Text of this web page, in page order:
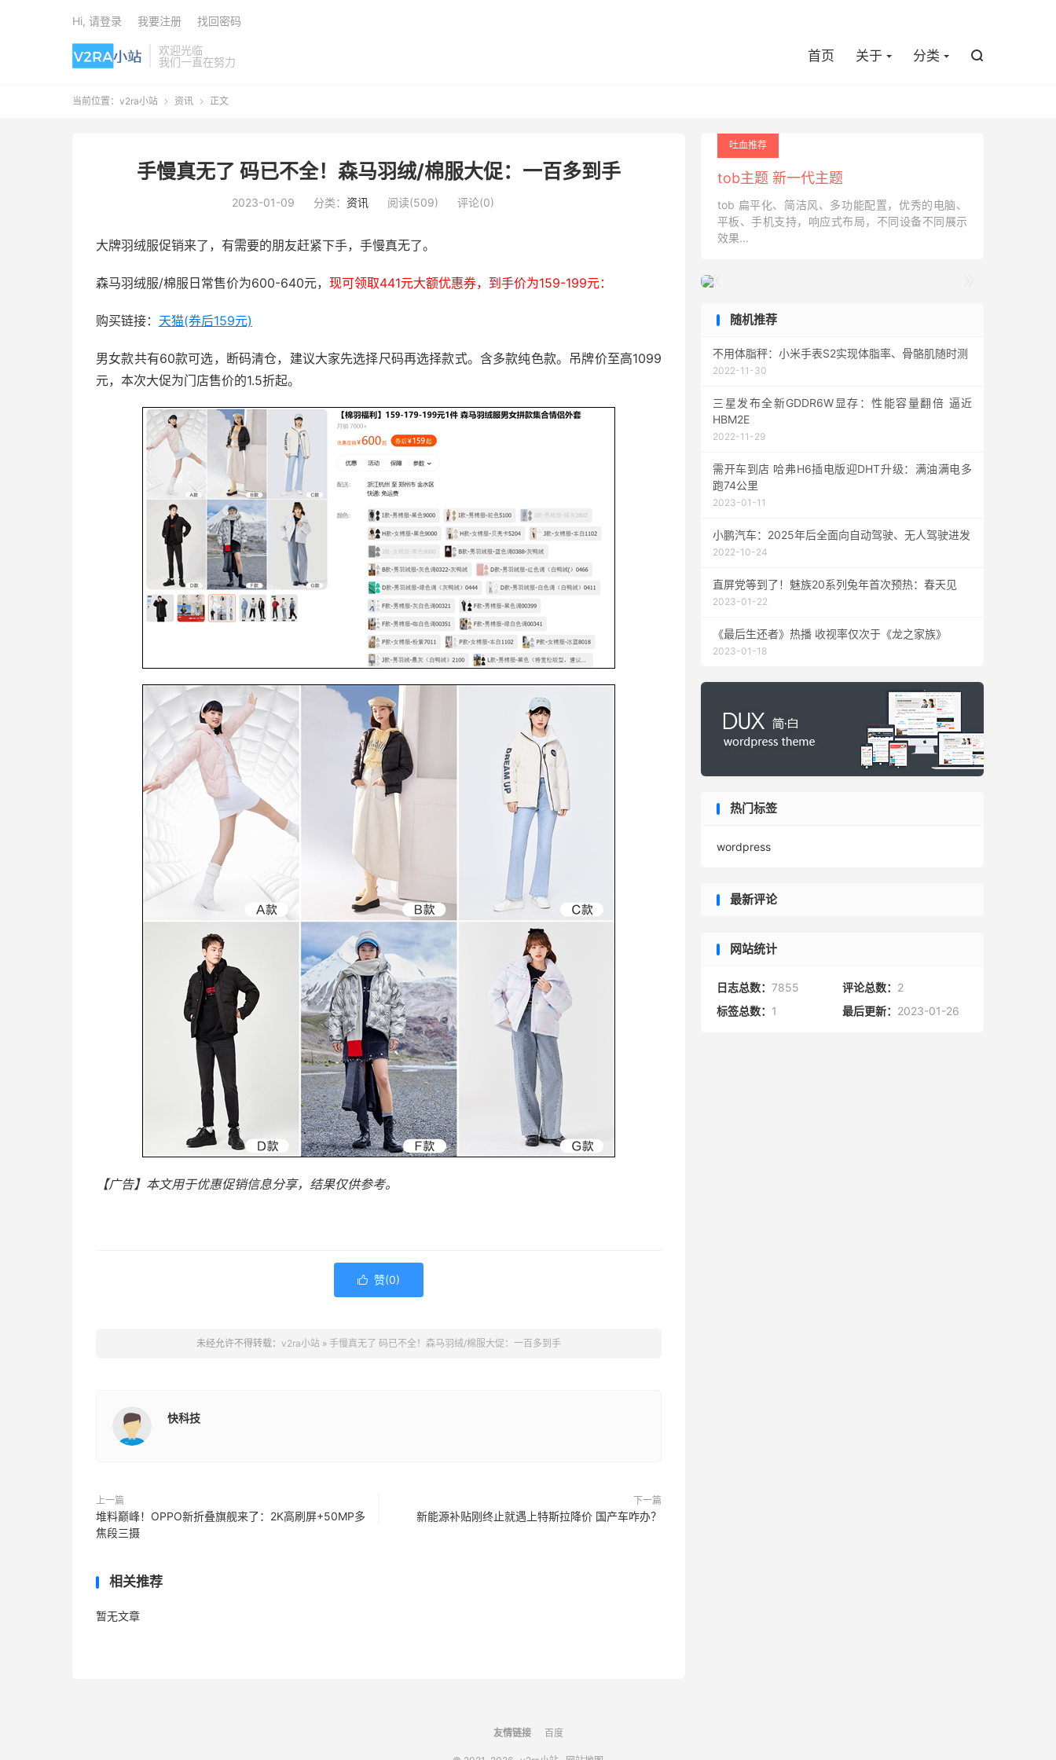
欢迎光临
我们一直在努力
首页 关于 分类 
Hi, 请登录 我要注册 找回密码
当前位置： v2ra小站  资讯  正文
手慢真无了 码已不全！森马羽绒/棉服大促：一百多到手
2023-01-09 分类： 资讯 阅读(509) 评论(0)
大牌羽绒服促销来了，有需要的朋友赶紧下手，手慢真无了。
森马羽绒服/棉服日常售价为600-640元， 现可领取441元大额优惠券，到手价为159-199元：
购买链接： 天猫(券后159元)
男女款共有60款可选，断码清仓，建议大家先选择尺码再选择款式。含多款纯色款。吊牌价至高1099
元，本次大促为门店售价的1.5折起。
【广告】本文用于优惠促销信息分享，结果仅供参考。
 赞(0)
未经允许不得转载： v2ra小站 » 手慢真无了 码已不全！森马羽绒/棉服大促：一百多到手
快科技
上一篇
堆料巅峰！OPPO新折叠旗舰来了：2K高刷屏+50MP多
焦段三摄
下一篇
新能源补贴刚终止就遇上特斯拉降价 国产车咋办？
相关推荐
暂无文章
吐血推荐
tob主题 新一代主题
tob 扁平化、简洁风、多功能配置，优秀的电脑、
平板、手机支持，响应式布局，不同设备不同展示
效果...

随机推荐
不用体脂秤：小米手表S2实现体脂率、骨骼肌随时测
2022-11-30
三星发布全新GDDR6W显存：性能容量翻倍 逼近
HBM2E
2022-11-29
需开车到店 哈弗H6插电版迎DHT升级：满油满电多
跑74公里
2023-01-11
小鹏汽车：2025年后全面向自动驾驶、无人驾驶进发
2022-10-24
直屏党等到了！魅族20系列兔年首次预热：春天见
2023-01-22
《最后生还者》热播 收视率仅次于《龙之家族》
2023-01-18
热门标签
wordpress
最新评论
网站统计
日志总数： 7855 评论总数： 2
标签总数： 1 最后更新： 2023-01-26
友情链接 百度